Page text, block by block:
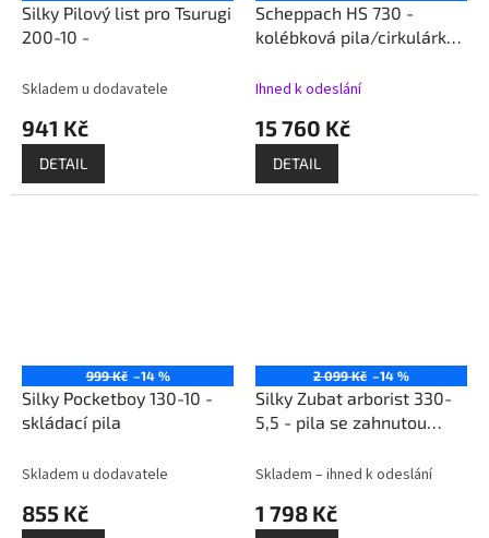
Silky Pilový list pro Tsurugi
200-10 -
Skladem u dodavatele
941 Kč
DETAIL
Scheppach HS 730 -
kolébková pila/cirkulárka
Ihned k odeslání
15 760 Kč
DETAIL
999 Kč –14 %
Silky Pocketboy 130-10 -
skládací pila
Skladem u dodavatele
855 Kč
2 099 Kč –14 %
Silky Zubat arborist 330-
5,5 - pila se zahnutou
Skladem – ihned k odeslání
1 798 Kč